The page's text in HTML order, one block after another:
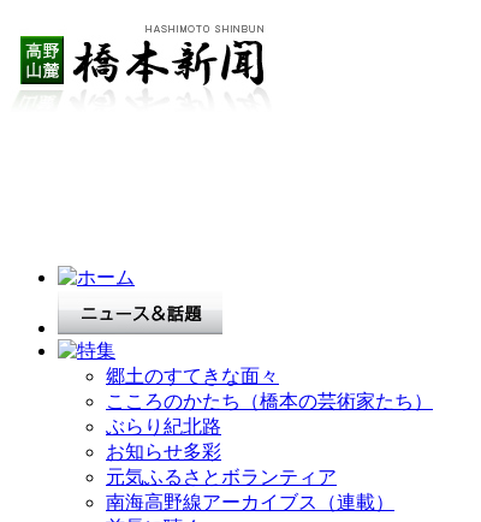
郷土のすてきな面々
こころのかたち（橋本の芸術家たち）
ぶらり紀北路
お知らせ多彩
元気ふるさとボランティア
南海高野線アーカイブス（連載）